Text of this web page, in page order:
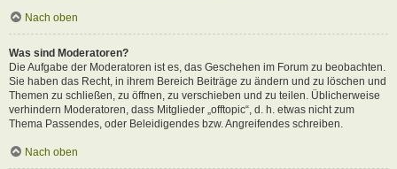
Nach oben
Was sind Moderatoren?
Die Aufgabe der Moderatoren ist es, das Geschehen im Forum zu beobachten.
Sie haben das Recht, in ihrem Bereich Beiträge zu ändern und zu löschen und
Themen zu schließen, zu öffnen, zu verschieben und zu teilen. Üblicherweise
verhindern Moderatoren, dass Mitglieder „offtopic“, d. h. etwas nicht zum
Thema Passendes, oder Beleidigendes bzw. Angreifendes schreiben.
Nach oben